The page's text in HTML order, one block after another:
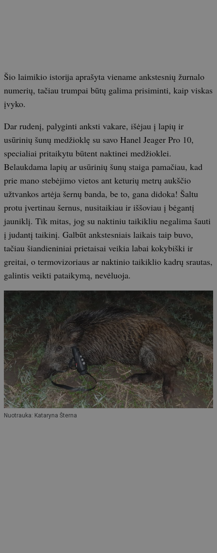
Šio laimikio istorija aprašyta viename ankstesnių žurnalo
numerių, tačiau trumpai būtų galima prisiminti, kaip viskas
įvyko.
Dar rudenį, palyginti anksti vakare, išėjau į lapių ir
usūrinių šunų medžioklę su savo Hanel Jeager Pro 10,
specialiai pritaikytu būtent naktinei medžioklei.
Belaukdama lapių ar usūrinių šunų staiga pamačiau, kad
prie mano stebėjimo vietos ant keturių metrų aukščio
užtvankos artėja šernų banda, be to, gana didoka! Šaltu
protu įvertinau šernus, nusitaikiau ir iššoviau į bėgantį
jauniklį. Tik mitas, jog su naktiniu taikikliu negalima šauti
į judantį taikinį. Galbūt ankstesniais laikais taip buvo,
tačiau šiandieniniai prietaisai veikia labai kokybiški ir
greitai, o termovizoriaus ar naktinio taikiklio kadrų srautas,
galintis veikti pataikymą, nevėluoja.
Nuotrauka: Kataryna Šterna